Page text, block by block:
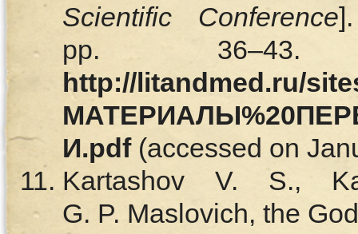
Scientific Conference
pp. 36–43.
http://litandmed.ru/
И.pdf(accessed on
Kartashov V. S.,
G. P. Maslovich, the